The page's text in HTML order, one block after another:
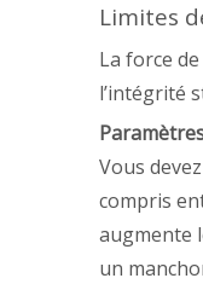
Limites
La force
l’intégrité
Vous
compris
augmente
un